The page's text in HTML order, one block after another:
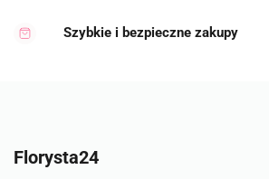
Szybkie i bezpieczne zakupy
Florysta24